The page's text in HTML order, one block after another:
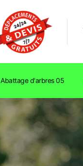
Abattage d'arbres 05